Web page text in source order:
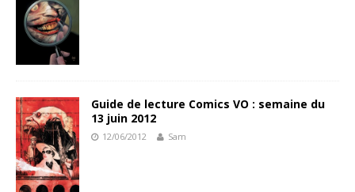
Guide de lecture Comics VO : semaine du
13 juin 2012
12/06/2012 Sam